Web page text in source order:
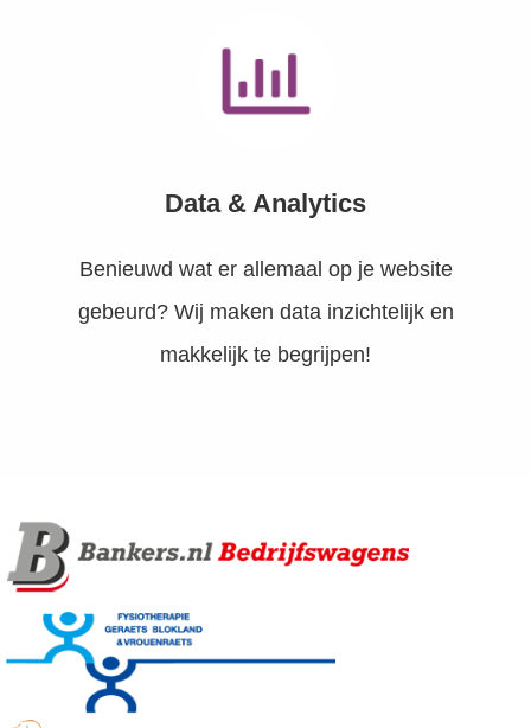
Data & Analytics
Benieuwd wat er allemaal op je website
gebeurd? Wij maken data inzichtelijk en
makkelijk te begrijpen!